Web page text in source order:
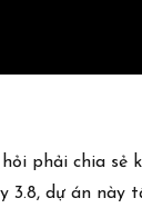
phải chia sẻ
3.8, dự án này